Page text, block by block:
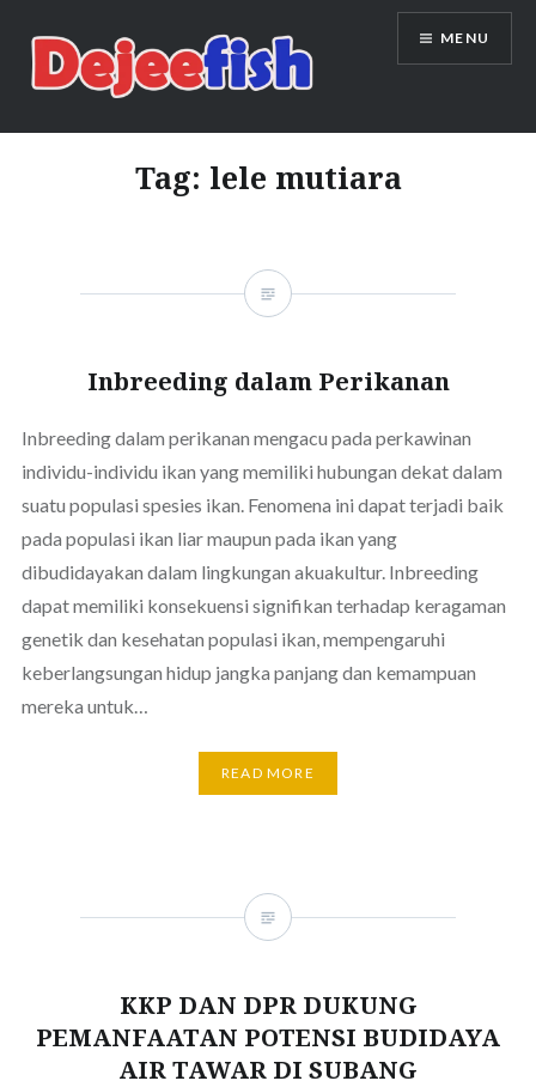
content
DEJEEFISH | PRODUSEN BENIH
IKAN BERKUALITAS INDONESIA
MENU
Tag: lele mutiara
Inbreeding dalam Perikanan
Inbreeding dalam perikanan mengacu pada perkawinan
individu-individu ikan yang memiliki hubungan dekat dalam
suatu populasi spesies ikan. Fenomena ini dapat terjadi baik
pada populasi ikan liar maupun pada ikan yang
dibudidayakan dalam lingkungan akuakultur. Inbreeding
dapat memiliki konsekuensi signifikan terhadap keragaman
genetik dan kesehatan populasi ikan, mempengaruhi
keberlangsungan hidup jangka panjang dan kemampuan
mereka untuk…
READ MORE
KKP DAN DPR DUKUNG
PEMANFAATAN POTENSI BUDIDAYA
AIR TAWAR DI SUBANG